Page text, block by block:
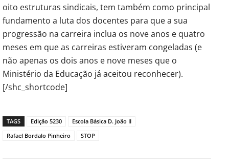
oito estruturas sindicais, tem também como principal
fundamento a luta dos docentes para que a sua
progressão na carreira inclua os nove anos e quatro
meses em que as carreiras estiveram congeladas (e
não apenas os dois anos e nove meses que o
Ministério da Educação já aceitou reconhecer).
[/shc_shortcode]
TAGS Edição 5230
Escola Básica D. João II
Rafael Bordalo Pinheiro
STOP